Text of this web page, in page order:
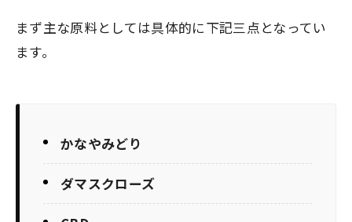
まず主な原料としては具体的に下記三点となってい
ます。
かなやみどり
ダマスクローズ